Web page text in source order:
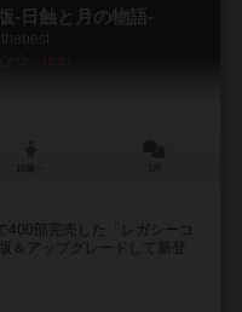
-日蝕と月の物語-
5.8
部完売した「レガシーコ
＆アップグレードして新登